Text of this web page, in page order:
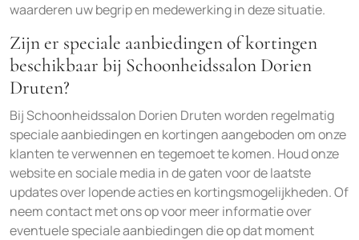
waarderen uw begrip en medewerking in deze situatie.
Zijn er speciale aanbiedingen of kortingen
beschikbaar bij Schoonheidssalon Dorien
Druten?
Bij Schoonheidssalon Dorien Druten worden regelmatig
speciale aanbiedingen en kortingen aangeboden om onze
klanten te verwennen en tegemoet te komen. Houd onze
website en sociale media in de gaten voor de laatste
updates over lopende acties en kortingsmogelijkheden. Of
neem contact met ons op voor meer informatie over
eventuele speciale aanbiedingen die op dat moment